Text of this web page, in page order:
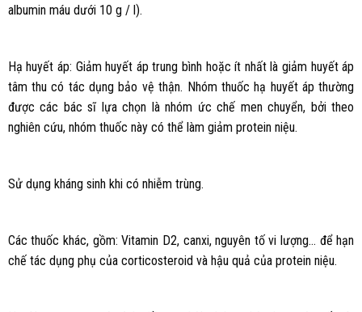
albumin máu dưới 10 g / l).
Hạ huyết áp: Giảm huyết áp trung bình hoặc ít nhất là giảm huyết áp
tâm thu có tác dụng bảo vệ thận. Nhóm thuốc hạ huyết áp thường
được các bác sĩ lựa chọn là nhóm ức chế men chuyển, bởi theo
nghiên cứu, nhóm thuốc này có thể làm giảm protein niệu.
Sử dụng kháng sinh khi có nhiễm trùng.
Các thuốc khác, gồm: Vitamin D2, canxi, nguyên tố vi lượng… để hạn
chế tác dụng phụ của corticosteroid và hậu quả của protein niệu.